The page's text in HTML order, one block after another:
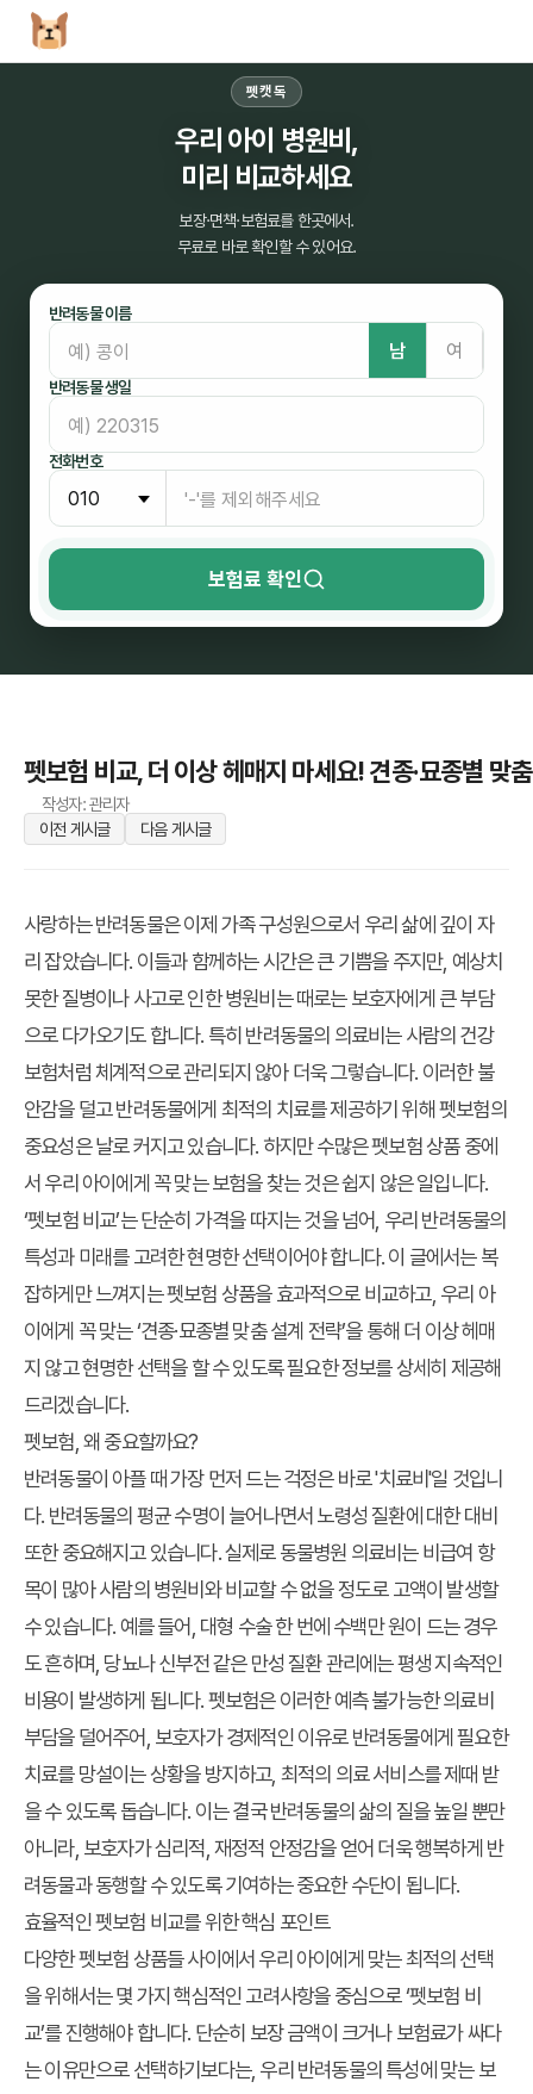
펫캣독
우리 아이 병원비,
미리 비교하세요
보장·면책·보험료를 한곳에서.
무료로 바로 확인할 수 있어요.
반려동물 이름
남 여
반려동물 생일
전화번호
보험료 확인
펫보험 비교, 더 이상 헤매지 마세요! 견종·묘종별 맞
작성자: 관리자
이전 게시글
다음 게시글
사랑하는 반려동물은 이제 가족 구성원으로서 우리 삶에 깊이 자
리 잡았습니다. 이들과 함께하는 시간은 큰 기쁨을 주지만, 예상치
못한 질병이나 사고로 인한 병원비는 때로는 보호자에게 큰 부담
으로 다가오기도 합니다. 특히 반려동물의 의료비는 사람의 건강
보험처럼 체계적으로 관리되지 않아 더욱 그렇습니다. 이러한 불
안감을 덜고 반려동물에게 최적의 치료를 제공하기 위해 펫보험의
중요성은 날로 커지고 있습니다. 하지만 수많은 펫보험 상품 중에
서 우리 아이에게 꼭 맞는 보험을 찾는 것은 쉽지 않은 일입니다.
‘펫보험 비교’는 단순히 가격을 따지는 것을 넘어, 우리 반려동물의
특성과 미래를 고려한 현명한 선택이어야 합니다. 이 글에서는 복
잡하게만 느껴지는 펫보험 상품을 효과적으로 비교하고, 우리 아
이에게 꼭 맞는 ‘견종·묘종별 맞춤 설계 전략’을 통해 더 이상 헤매
지 않고 현명한 선택을 할 수 있도록 필요한 정보를 상세히 제공해
드리겠습니다.
펫보험, 왜 중요할까요?
반려동물이 아플 때 가장 먼저 드는 걱정은 바로 '치료비'일 것입니
다. 반려동물의 평균 수명이 늘어나면서 노령성 질환에 대한 대비
또한 중요해지고 있습니다. 실제로 동물병원 의료비는 비급여 항
목이 많아 사람의 병원비와 비교할 수 없을 정도로 고액이 발생할
수 있습니다. 예를 들어, 대형 수술 한 번에 수백만 원이 드는 경우
도 흔하며, 당뇨나 신부전 같은 만성 질환 관리에는 평생 지속적인
비용이 발생하게 됩니다. 펫보험은 이러한 예측 불가능한 의료비
부담을 덜어주어, 보호자가 경제적인 이유로 반려동물에게 필요한
치료를 망설이는 상황을 방지하고, 최적의 의료 서비스를 제때 받
을 수 있도록 돕습니다. 이는 결국 반려동물의 삶의 질을 높일 뿐만
아니라, 보호자가 심리적, 재정적 안정감을 얻어 더욱 행복하게 반
려동물과 동행할 수 있도록 기여하는 중요한 수단이 됩니다.
효율적인 펫보험 비교를 위한 핵심 포인트
다양한 펫보험 상품들 사이에서 우리 아이에게 맞는 최적의 선택
을 위해서는 몇 가지 핵심적인 고려사항을 중심으로 ‘펫보험 비
교’를 진행해야 합니다. 단순히 보장 금액이 크거나 보험료가 싸다
는 이유만으로 선택하기보다는, 우리 반려동물의 특성에 맞는 보